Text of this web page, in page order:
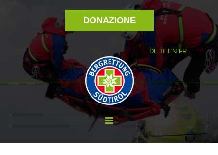
DONAZIONE
DE IT EN FR